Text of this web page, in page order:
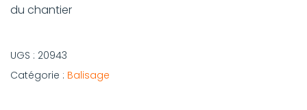
du chantier
UGS : 20943
Catégorie : Balisage